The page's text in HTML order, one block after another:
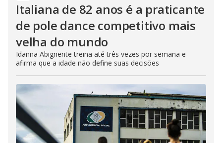
Italiana de 82 anos é a praticante
de pole dance competitivo mais
velha do mundo
Idanna Abignente treina até três vezes por semana e
afirma que a idade não define suas decisões